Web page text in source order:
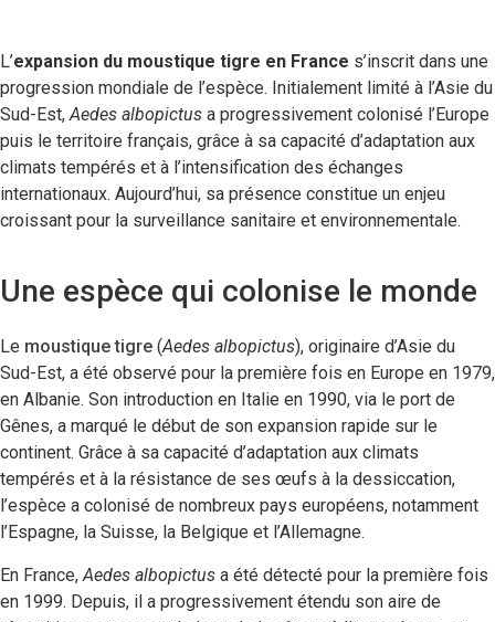
L’expansion du moustique tigre en France s’inscrit dans une
progression mondiale de l’espèce. Initialement limité à l’Asie du
Sud-Est, Aedes albopictus a progressivement colonisé l’Europe
puis le territoire français, grâce à sa capacité d’adaptation aux
climats tempérés et à l’intensification des échanges
internationaux. Aujourd’hui, sa présence constitue un enjeu
croissant pour la surveillance sanitaire et environnementale.
Une espèce qui colonise le monde
Le moustique tigre (Aedes albopictus), originaire d’Asie du
Sud-Est, a été observé pour la première fois en Europe en 1979,
en Albanie. Son introduction en Italie en 1990, via le port de
Gênes, a marqué le début de son expansion rapide sur le
continent. Grâce à sa capacité d’adaptation aux climats
tempérés et à la résistance de ses œufs à la dessiccation,
l’espèce a colonisé de nombreux pays européens, notamment
l’Espagne, la Suisse, la Belgique et l’Allemagne.
En France, Aedes albopictus a été détecté pour la première fois
en 1999. Depuis, il a progressivement étendu son aire de